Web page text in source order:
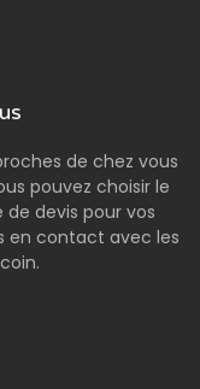
de chez vous
pouvez choisir le
devis pour vos
en contact avec les